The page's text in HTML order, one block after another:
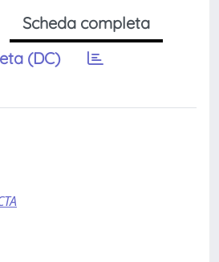
Scheda completa
(DC)